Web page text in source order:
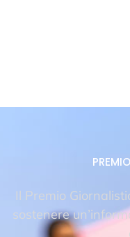
Il Premio
sostenere